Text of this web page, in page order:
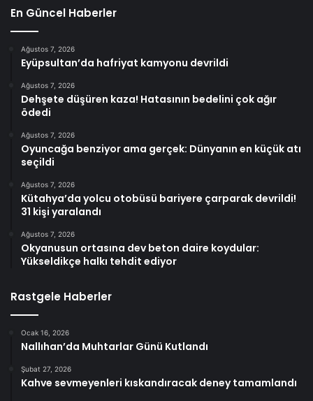
En Güncel Haberler
Ağustos 7, 2026
Eyüpsultan’da hafriyat kamyonu devrildi
Ağustos 7, 2026
Dehşete düşüren kaza! Hatasının bedelini çok ağır
ödedi
Ağustos 7, 2026
Oyuncağa benziyor ama gerçek: Dünyanın en küçük atı
seçildi
Ağustos 7, 2026
Kütahya’da yolcu otobüsü bariyere çarparak devrildi!
31 kişi yaralandı
Ağustos 7, 2026
Okyanusun ortasına dev beton daire koydular:
Yükseldikçe halkı tehdit ediyor
Rastgele Haberler
Ocak 16, 2026
Nallıhan’da Muhtarlar Günü Kutlandı
Şubat 27, 2026
Kahve sevmeyenleri kıskandıracak deney tamamlandı